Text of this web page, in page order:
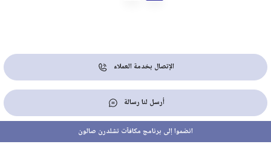
الإتصال بخدمة العملاء
أرسل لنا رسالة
انضموا إلى برنامج مكافآت تشلدرن صالون